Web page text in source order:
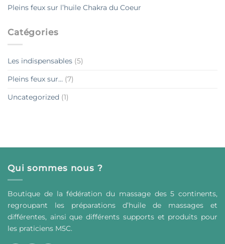
Pleins feux sur l’huile Chakra du Coeur
Catégories
Les indispensables (5)
Pleins feux sur… (7)
Uncategorized (1)
Qui sommes nous ?
Boutique de la fédération du massage des 5 continents,
regroupant les préparations d’huile de massages et
différentes, ainsi que différents supports et produits pour
les praticiens M5C.